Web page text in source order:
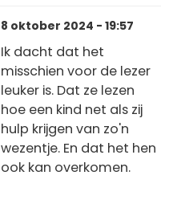
8 oktober 2024 - 19:57
Ik dacht dat het
misschien voor de lezer
leuker is. Dat ze lezen
hoe een kind net als zij
hulp krijgen van zo'n
wezentje. En dat het hen
ook kan overkomen.